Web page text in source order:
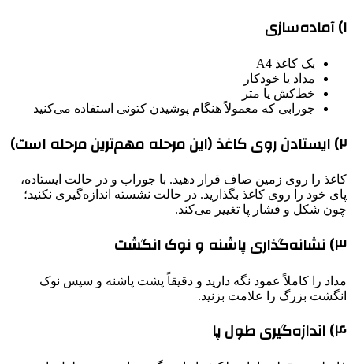
۱) آماده‌سازی
یک کاغذ A4
مداد یا خودکار
خط‌کش یا متر
جورابی که معمولاً هنگام پوشیدن کتونی استفاده می‌کنید
۲) ایستادن روی کاغذ (این مرحله مهم‌ترین مرحله است)
کاغذ را روی زمین صاف قرار دهید. با جوراب و در حالت ایستاده،
پای خود را روی کاغذ بگذارید. در حالت نشسته اندازه‌گیری نکنید؛
چون شکل و فشار پا تغییر می‌کند.
۳) نشانه‌گذاری پاشنه و نوک انگشت
مداد را کاملاً عمود نگه دارید و دقیقاً پشت پاشنه و سپس نوک
انگشت بزرگ را علامت بزنید.
۴) اندازه‌گیری طول پا